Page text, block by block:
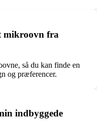
mikroovn fra
så du kan finde en
og præferencer.
indbyggede